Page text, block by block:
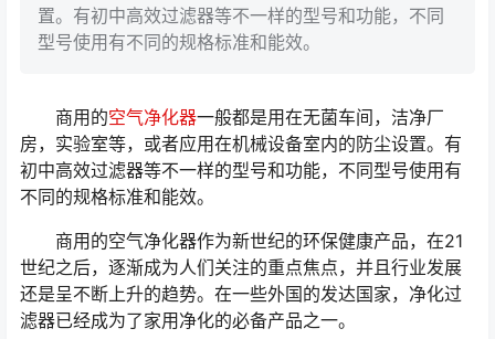
置。有初中高效过滤器等不一样的型号和功能，不同
型号使用有不同的规格标准和能效。
商用的空气净化器一般都是用在无菌车间，洁净厂
房，实验室等，或者应用在机械设备室内的防尘设置。有
初中高效过滤器等不一样的型号和功能，不同型号使用有
不同的规格标准和能效。
商用的空气净化器作为新世纪的环保健康产品，在21
世纪之后，逐渐成为人们关注的重点焦点，并且行业发展
还是呈不断上升的趋势。在一些外国的发达国家，净化过
滤器已经成为了家用净化的必备产品之一。